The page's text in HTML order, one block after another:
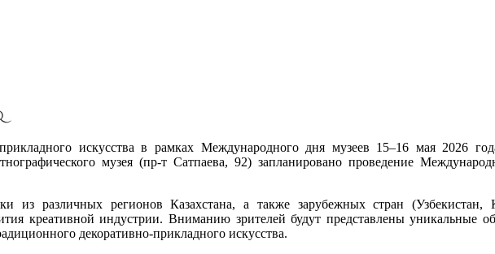
искусства в рамках Международного дня музеев 15–16 мая 2026
музея (пр-т Сатпаева, 92) запланировано проведение
из различных регионов Казахстана, а также зарубежных стран
креативной индустрии. Вниманию зрителей будут представлены уникальные
декоративно-прикладного искусства.